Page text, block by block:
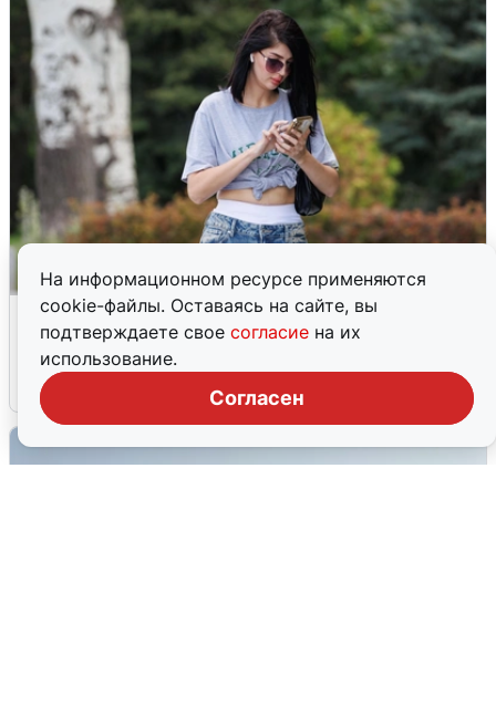
На информационном ресурсе применяются
cookie-файлы. Оставаясь на сайте, вы
подтверждаете свое согласие на их
использование.
Согласен
Волгоградцы остались без
мобильного интернета
6 августа